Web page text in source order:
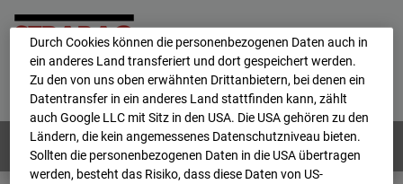
Home E-Mail Impressum
Login
Deutsch / English
Webcams: Alle Länder
Durch Cookies können die personenbezogenen Daten auch in
ein anderes Land transferiert und dort gespeichert werden.
Zu den von uns oben erwähnten Drittanbietern, bei denen ein
Datentransfer in ein anderes Land stattfinden kann, zählt
auch Google LLC mit Sitz in den USA. Die USA gehören zu den
Ländern, die kein angemessenes Datenschutzniveau bieten.
Sollten die personenbezogenen Daten in die USA übertragen
werden, besteht das Risiko, dass diese Daten von US-